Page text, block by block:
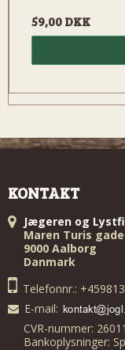
59,00 DKK
KONTAKT
Jægeren og
Maren Turis
9000 Aalborg
Danmark
Telefonnr.:
E-mail:
CVR-nummer:
Bankoplysninger: